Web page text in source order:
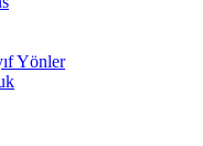
Yönler